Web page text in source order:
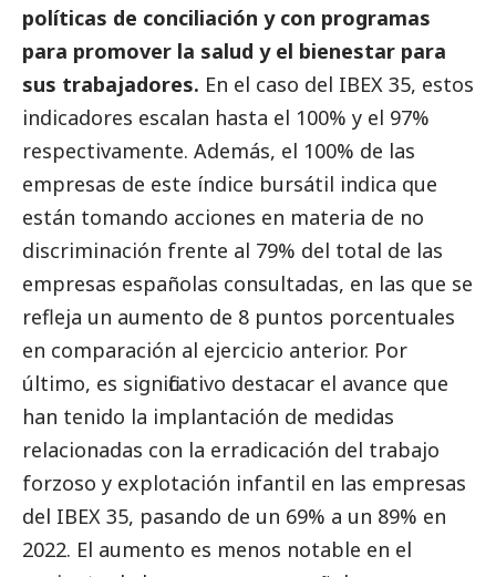
políticas de conciliación y con programas
para promover la salud y el bienestar para
sus trabajadores. En el caso del IBEX 35, estos
indicadores escalan hasta el 100% y el 97%
respectivamente. Además, el 100% de las
empresas de este índice bursátil indica que
están tomando acciones en materia de no
discriminación frente al 79% del total de las
empresas españolas consultadas, en las que se
refleja un aumento de 8 puntos porcentuales
en comparación al ejercicio anterior. Por
último, es significativo destacar el avance que
han tenido la implantación de medidas
relacionadas con la erradicación del trabajo
forzoso y explotación infantil en las empresas
del IBEX 35, pasando de un 69% a un 89% en
2022. El aumento es menos notable en el